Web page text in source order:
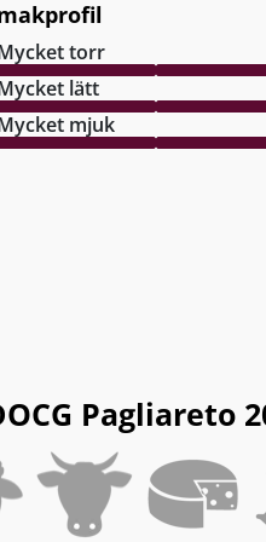
torr
lätt
mjuk
Pagliareto